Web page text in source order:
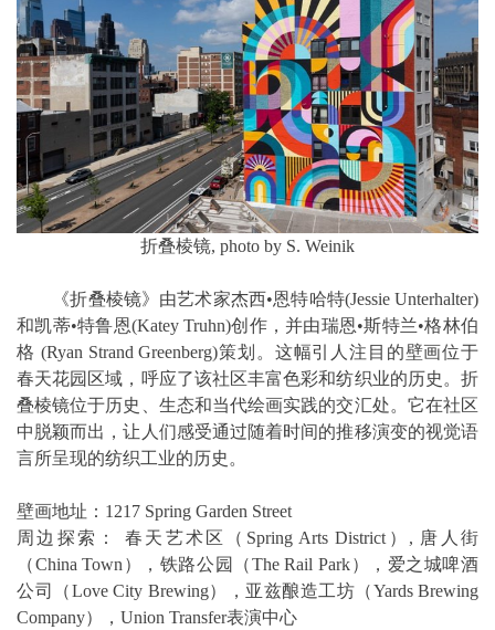
折叠棱镜, photo by S. Weinik
《折叠棱镜》由艺术家杰西•恩特哈特(Jessie Unterhalter)
和凯蒂•特鲁恩(Katey Truhn)创作，并由瑞恩•斯特兰•格林伯
格 (Ryan Strand Greenberg)策划。这幅引人注目的壁画位于
春天花园区域，呼应了该社区丰富色彩和纺织业的历史。折
叠棱镜位于历史、生态和当代绘画实践的交汇处。它在社区
中脱颖而出，让人们感受通过随着时间的推移演变的视觉语
言所呈现的纺织工业的历史。
壁画地址：1217 Spring Garden Street
周边探索： 春天艺术区（Spring Arts District）, 唐人街
（China Town），铁路公园（The Rail Park），爱之城啤酒
公司（Love City Brewing），亚兹酿造工坊（Yards Brewing
Company），Union Transfer表演中心